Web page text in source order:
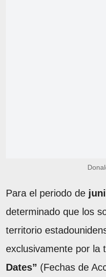
Para el periodo de
determinado que los
territorio
exclusivamente por la
Dates” (Fechas de